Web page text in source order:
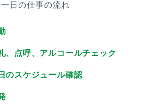
一日の仕事の流れ
、点呼、アルコールチェック
のスケジュール確認